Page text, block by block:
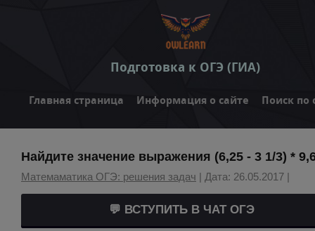
Подготовка к ОГЭ (ГИА)
Главная страница Информация о сайте Поиск по
Найдите значение выражения (6,25 - 3 1/3) *
Матемаматика ОГЭ: решения задач | Дата: 26.05.2017 |
💬 ВСТУПИТЬ В ЧАТ ОГЭ